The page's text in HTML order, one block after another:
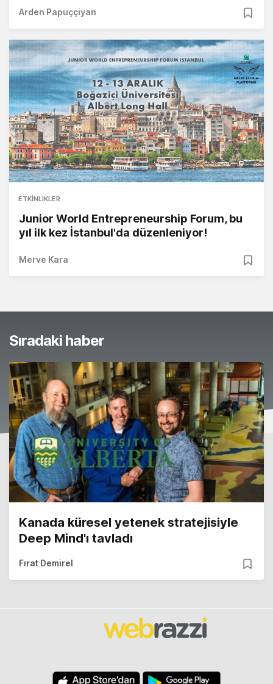
Arden Papuççiyan
ETKINLIKLER
Junior World Entrepreneurship Forum, bu
yıl ilk kez İstanbul'da düzenleniyor!
Merve Kara
Sıradaki haber
Kanada küresel yetenek stratejisiyle
Deep Mind'ı tavladı
Fırat Demirel